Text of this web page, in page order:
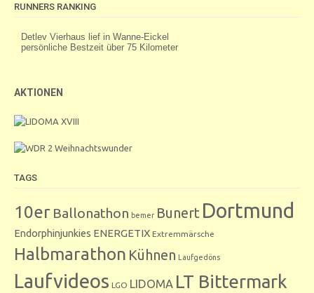
RUNNERS RANKING
AKTIONEN
TAGS
10er Ballonathon bemer Bunert Dortmund
Endorphinjunkies ENERGETIX Extremmärsche
Halbmarathon Kühnen Laufgedöns
Laufvideos LGO LIDOMA LT Bittermark